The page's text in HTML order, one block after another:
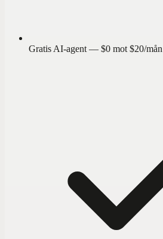
Gratis AI-agent — $0 mot $20/mån